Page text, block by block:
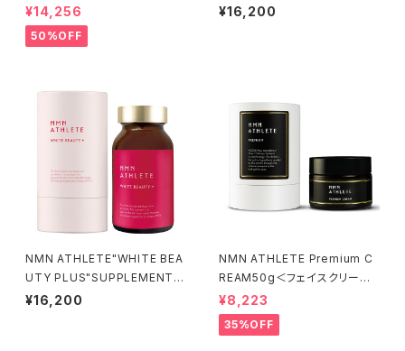
ENT 120粒／日本産純度99.
9％以上NMN12000㎎・イヌリ
ン含有
¥14,256
50%OFF
N6000㎎＋マカ・亜鉛・BCAA・
¥16,200
NMN ATHLETE"WHITE BEA
UTY PLUS"SUPPLEMENT 1
20粒／NMN6000㎎＋薔薇の
¥16,200
NMN ATHLETE Premium C
REAM50g＜フェイスクリーム
＞
¥8,223
35%OFF